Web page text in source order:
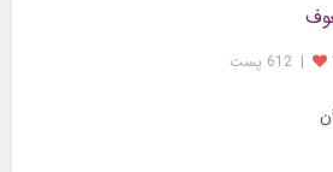
| 612 پست